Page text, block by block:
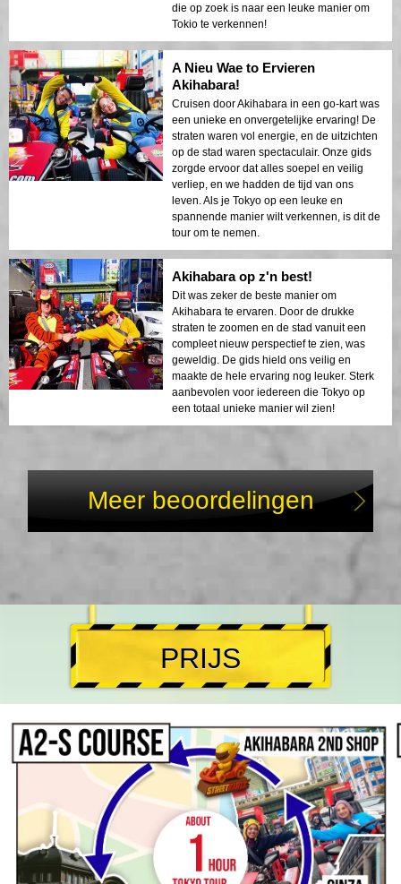
die op zoek is naar een leuke manier om
Tokio te verkennen!
A Nieu Wae to Ervieren
Akihabara!
Cruisen door Akihabara in een go-kart was
een unieke en onvergetelijke ervaring! De
straten waren vol energie, en de uitzichten
op de stad waren spectaculair. Onze gids
zorgde ervoor dat alles soepel en veilig
verliep, en we hadden de tijd van ons
leven. Als je Tokyo op een leuke en
spannende manier wilt verkennen, is dit de
tour om te nemen.
Akihabara op z'n best!
Dit was zeker de beste manier om
Akihabara te ervaren. Door de drukke
straten te zoomen en de stad vanuit een
compleet nieuw perspectief te zien, was
geweldig. De gids hield ons veilig en
maakte de hele ervaring nog leuker. Sterk
aanbevolen voor iedereen die Tokyo op
een totaal unieke manier wil zien!
Meer beoordelingen
PRIJS